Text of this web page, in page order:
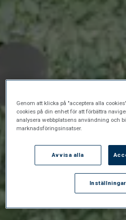
Genom att klicka på "acceptera alla
cookies på din enhet för att förbättra
analysera webbplatsens användning och
marknadsföringsinsatser.
Avvisa alla
Inställningar